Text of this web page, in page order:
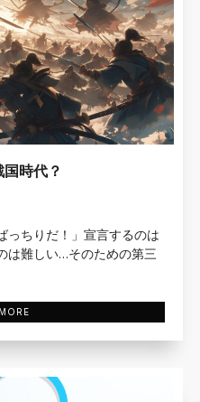
時代？
っちりだ！」宣言するのは
は難しい…そのための第三